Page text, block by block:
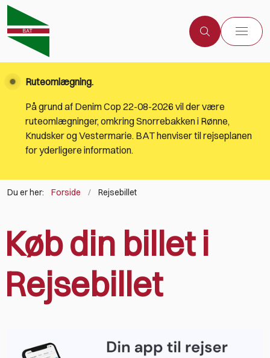
Ruteomlægning.
På grund af Denim Cop 22-08-2026 vil der være
ruteomlægninger, omkring Snorrebakken i Rønne,
Knudsker og Vestermarie. BAT henviser til rejseplanen
for yderligere information.
Du er her: Forside Rejsebillet
Køb din billet i
Rejsebillet